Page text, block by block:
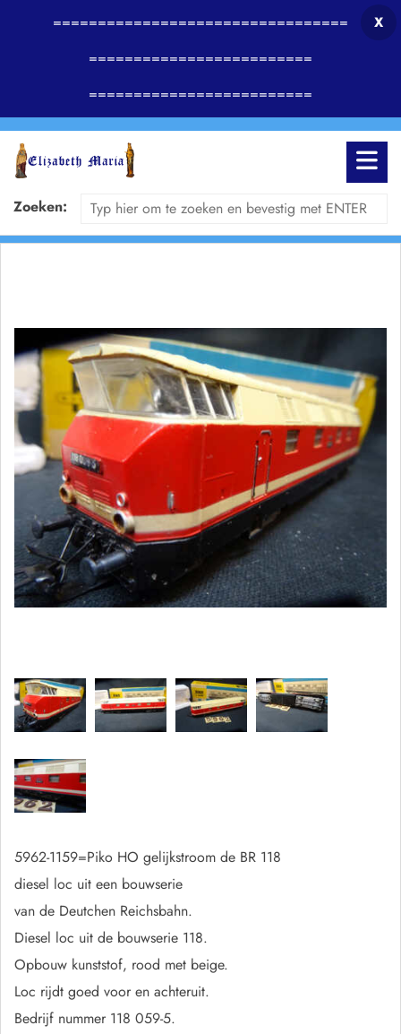
=================================
=========================
=========================
X
Zoeken:
5962-1159=Piko HO gelijkstroom de BR 118
diesel loc uit een bouwserie
van de Deutchen Reichsbahn.
Diesel loc uit de bouwserie 118.
Opbouw kunststof, rood met beige.
Loc rijdt goed voor en achteruit.
Bedrijf nummer 118 059-5.